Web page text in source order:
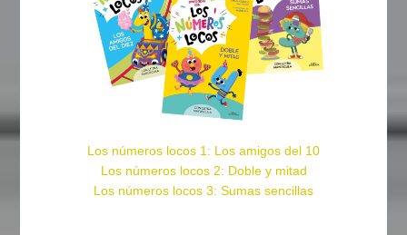
Los números locos 1: Los amigos del 10
Los números locos 2: Doble y mitad
Los números locos 3: Sumas sencillas